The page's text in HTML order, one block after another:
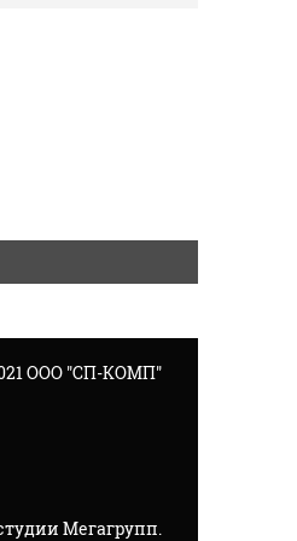
ООО "СП-КОМП"
Мегагрупп.